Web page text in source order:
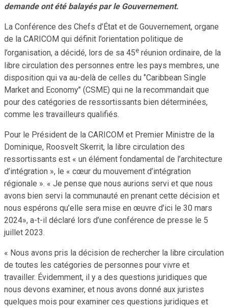
demande ont été balayés par le Gouvernement.
La Conférence des Chefs d’État et de Gouvernement, organe
de la CARICOM qui définit l’orientation politique de
l’organisation, a décidé, lors de sa 45e réunion ordinaire, de la
libre circulation des personnes entre les pays membres, une
disposition qui va au-delà de celles du ‘’Caribbean Single
Market and Economy’’ (CSME) qui ne la recommandait que
pour des catégories de ressortissants bien déterminées,
comme les travailleurs qualifiés.
Pour le Président de la CARICOM et Premier Ministre de la
Dominique, Roosvelt Skerrit, la libre circulation des
ressortissants est « un élément fondamental de l’architecture
d’intégration », le « cœur du mouvement d’intégration
régionale ». « Je pense que nous aurions servi et que nous
avons bien servi la communauté en prenant cette décision et
nous espérons qu’elle sera mise en œuvre d’ici le 30 mars
2024», a-t-il déclaré lors d’une conférence de presse le 5
juillet 2023.
« Nous avons pris la décision de rechercher la libre circulation
de toutes les catégories de personnes pour vivre et
travailler. Évidemment, il y a des questions juridiques que
nous devons examiner, et nous avons donné aux juristes
quelques mois pour examiner ces questions juridiques et